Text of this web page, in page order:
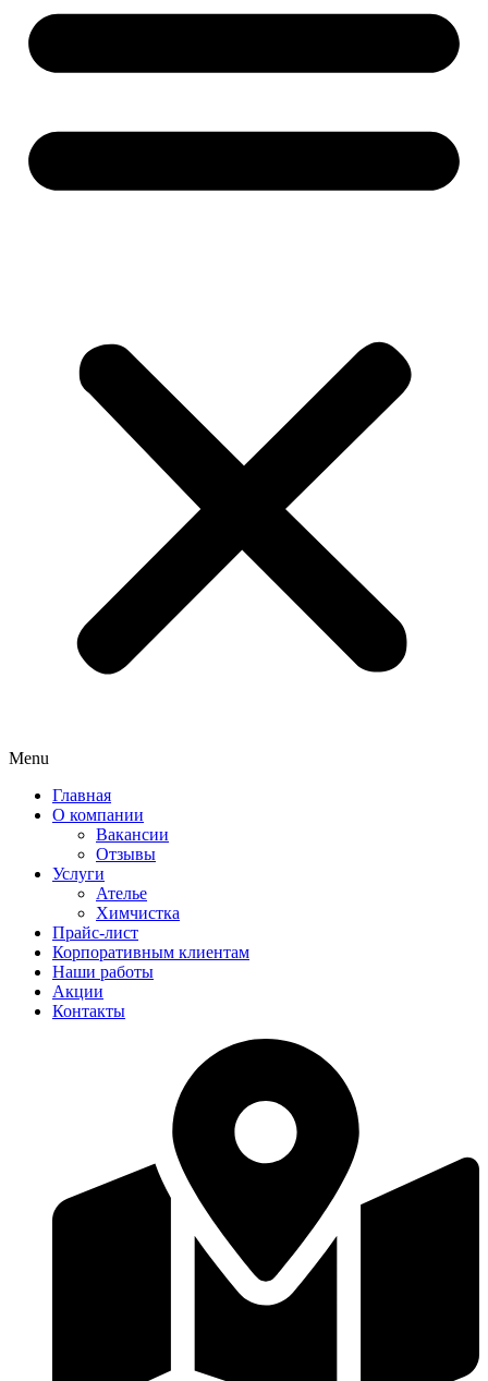
Menu
Главная
О компании
Вакансии
Отзывы
Услуги
Ателье
Химчистка
Прайс-лист
Корпоративным клиентам
Наши работы
Акции
Контакты